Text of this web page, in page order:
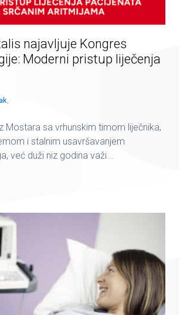
najavljuje Kongres
Moderni pristup liječenja
,
Mostara sa vrhunskim timom liječnika,
i stalnim usavršavanjem
već duži niz godina važi...